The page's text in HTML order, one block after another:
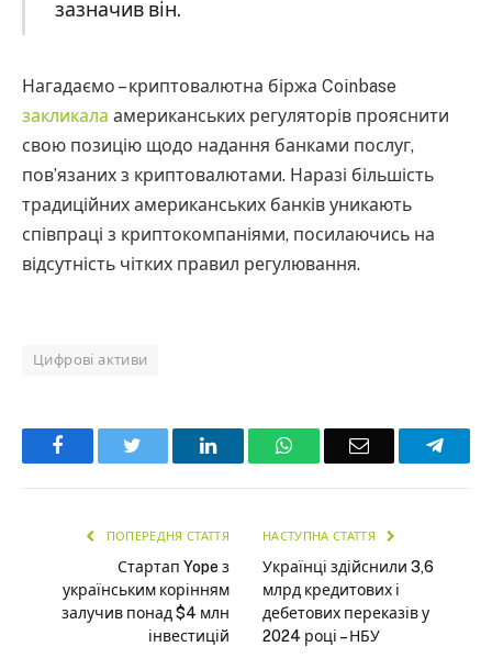
зазначив він.
Нагадаємо – криптовалютна біржа Coinbase
закликала американських регуляторів прояснити
свою позицію щодо надання банками послуг,
пов’язаних з криптовалютами. Наразі більшість
традиційних американських банків уникають
співпраці з криптокомпаніями, посилаючись на
відсутність чітких правил регулювання.
Цифрові активи
Facebook LinkedInWhatsAppEmail
ПОПЕРЕДНЯ СТАТТЯ
Стартап Yope з
українським корінням
залучив понад $4 млн
інвестицій
НАСТУПНА СТАТТЯ
Українці здійснили 3,6
млрд кредитових і
дебетових переказів у
2024 році – НБУ